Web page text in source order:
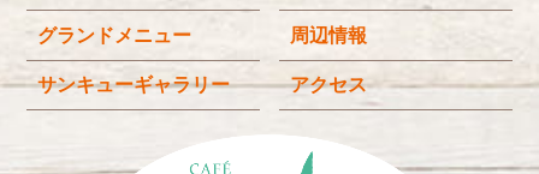
2025年8月(4)
2025年6月(3)
2025年4月
(2)
グランドメニュー 周辺情報
サンキューギャラリー アクセス